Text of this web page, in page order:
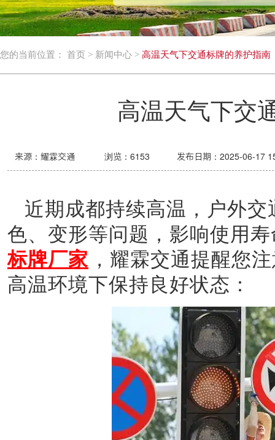
您的当前位置： 首页 > 新闻中心 > 高温天气下交通标牌的养护指南
高温天气下交
来源：耀霖交通 浏览： 6153 发布日期：2025-06-17
近期成都持续高温，户外
色、变形等问题，影响使用
标牌厂家 ，耀霖交通提醒您
高温环境下保持良好状态：